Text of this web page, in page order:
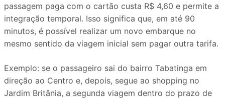
passagem paga com o cartão custa R$ 4,60 e permite a
integração temporal. Isso significa que, em até 90
minutos, é possível realizar um novo embarque no
mesmo sentido da viagem inicial sem pagar outra tarifa.
Exemplo: se o passageiro sai do bairro Tabatinga em
direção ao Centro e, depois, segue ao shopping no
Jardim Britânia, a segunda viagem dentro do prazo de